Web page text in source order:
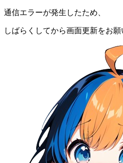
通信エラーが発生したため、
しばらくしてから画面更新をお願